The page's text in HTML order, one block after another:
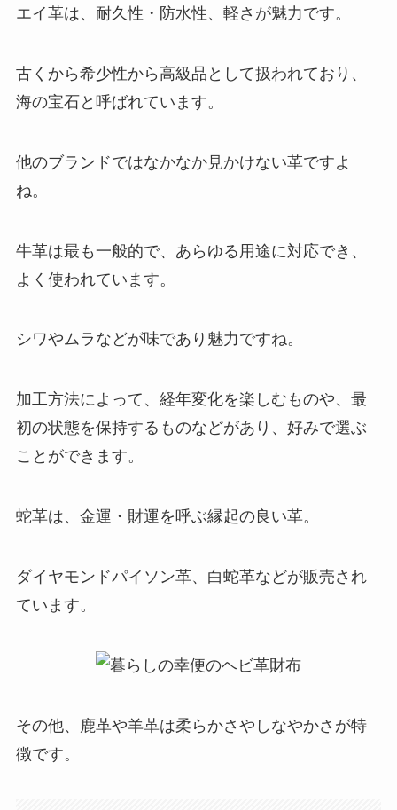
エイ革は、耐久性・防水性、軽さが魅力です。
古くから希少性から高級品として扱われており、
海の宝石と呼ばれています。
他のブランドではなかなか見かけない革ですよ
ね。
牛革は最も一般的で、あらゆる用途に対応でき、
よく使われています。
シワやムラなどが味であり魅力ですね。
加工方法によって、経年変化を楽しむものや、最
初の状態を保持するものなどがあり、好みで選ぶ
ことができます。
蛇革は、金運・財運を呼ぶ縁起の良い革。
ダイヤモンドパイソン革、白蛇革などが販売され
ています。
その他、鹿革や羊革は柔らかさやしなやかさが特
徴です。